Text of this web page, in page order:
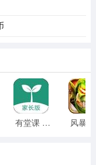
经创建好的人设；
有堂课 v1.2.2